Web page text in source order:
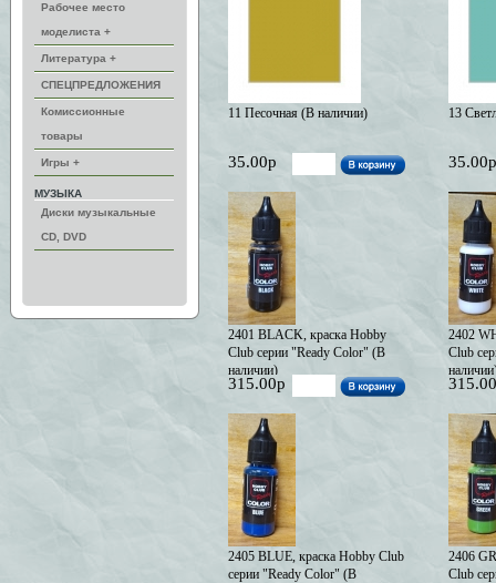
Рабочее место
моделиста +
Литература +
СПЕЦПРЕДЛОЖЕНИЯ
Комиссионные
товары
Игры +
МУЗЫКА
Диски музыкальные
CD, DVD
11 Песочная (В наличии)
35.00р
13
35.00р
2401 BLACK, краска Hobby
Club серии "Ready Color" (В
наличии)
315.00р
2402
Club
2405 BLUE, краска Hobby Club
серии "Ready Color" (В
2406
Club